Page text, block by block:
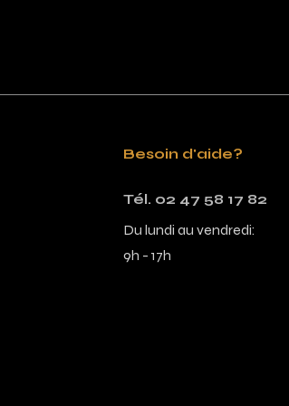
Besoin d'aide?
Tél. 02 47 58 17 82
Du lundi au vendredi:
9h - 17h